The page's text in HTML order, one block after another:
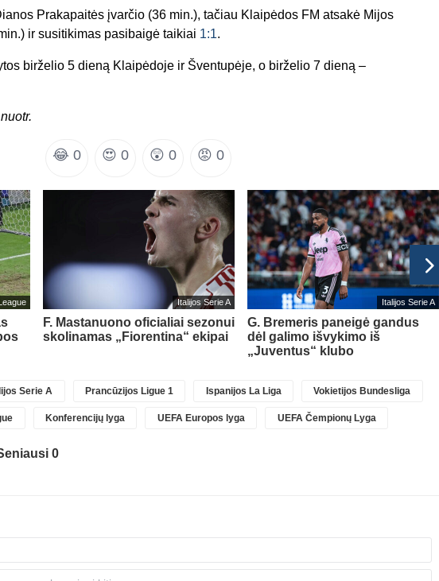
Prakapaitės įvarčio (36 min.), tačiau Klaipėdos FM atsakė Mijos
ir susitikimas pasibaigė taikiai 1:1.
birželio 5 dieną Klaipėdoje ir Šventupėje, o birželio 7 dieną –
😂 0 😍 0 😲 0 😡 0
Italijos Serie A
F. Mastanuono oficialiai sezonui
skolinamas „Fiorentina“ ekipai
Italijos Serie A
G. Bremeris paneigė gandus
dėl galimo išvykimo iš
„Juventus“ klubo
Serie A Prancūzijos Ligue 1 Ispanijos La Liga Vokietijos Bundesliga
Konferencijų lyga UEFA Europos lyga UEFA Čempionų Lyga
0